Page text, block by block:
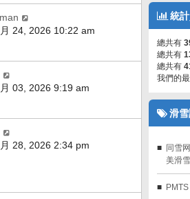
24, 2026 10:22 am
03, 2026 9:19 am
28, 2026 2:34 pm
統
總共有
總共有
總共有
我們的
滑
同雪
美滑
PMTS